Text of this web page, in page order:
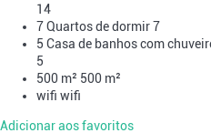
14
7 Quartos de dormir7
5 Casa de banhos com
5
500 m² 500 m²
wifi wifi
Adicionar aos favoritos